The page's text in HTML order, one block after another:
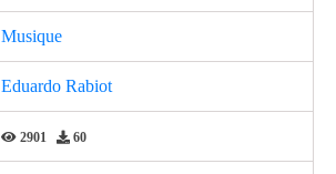
Musique
Eduardo Rabiot
2901 60